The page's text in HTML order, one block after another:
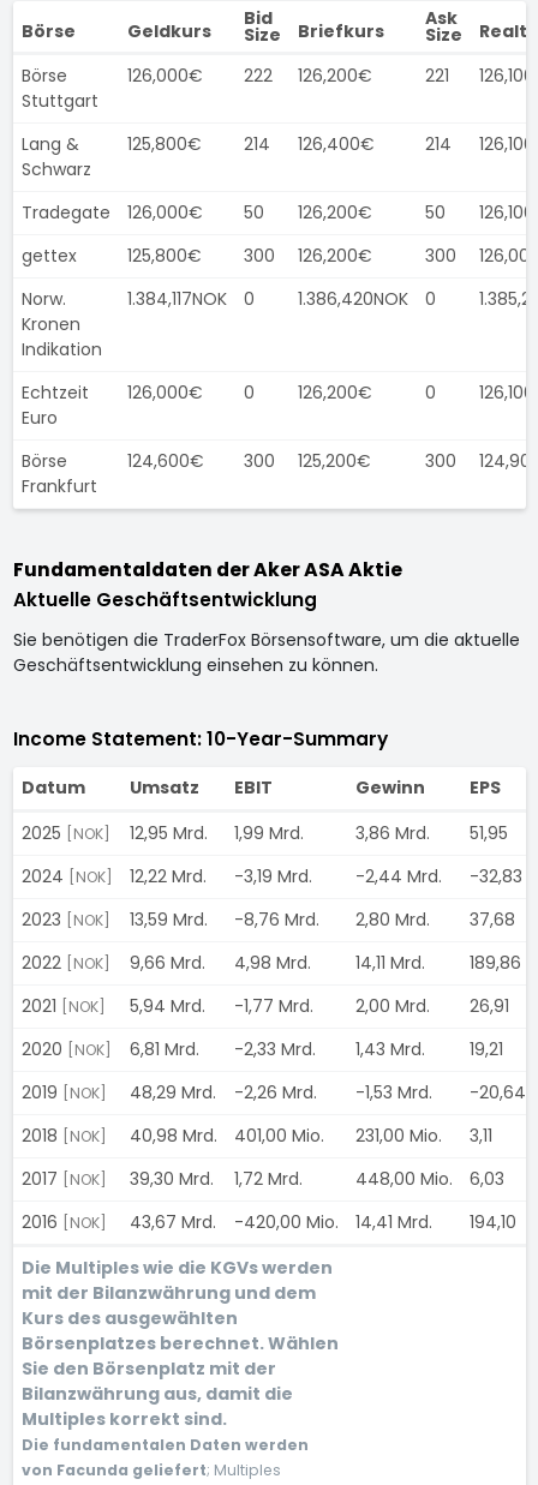
Börse Geldkurs
Bid
Size Briefkurs
Ask
Size
Börse
Stuttgart
126,000€ 222 126,200€ 221
Lang &
Schwarz
125,800€ 214 126,400€ 214
Tradegate 126,000€ 50 126,200€ 50
gettex
125,800€ 300 126,200€ 300
Norw.
Kronen
Indikation
1.384,117NOK 0 1.386,420NOK 0
Echtzeit
Euro
126,000€ 0 126,200€ 0
Börse
Frankfurt
124,600€ 300 125,200€ 300
Fundamentaldaten der Aker ASA Aktie
Aktuelle Geschäftsentwicklung
Sie benötigen die TraderFox Börsensoftware, um die aktuelle
Geschäftsentwicklung einsehen zu können.
Income Statement: 10-Year-Summary
Datum Umsatz EBIT Gewinn
EPS
2025
[NOK] 12,95 Mrd. 1,99 Mrd. 3,86 Mrd.
51,95
2024
[NOK] 12,22 Mrd. -3,19 Mrd. -2,44 Mrd.
-32,83
2023
[NOK] 13,59 Mrd. -8,76 Mrd. 2,80 Mrd.
37,68
2022
[NOK] 9,66 Mrd. 4,98 Mrd. 14,11 Mrd.
189,86
2021
[NOK] 5,94 Mrd. -1,77 Mrd. 2,00 Mrd.
26,91
2020
[NOK] 6,81 Mrd. -2,33 Mrd. 1,43 Mrd.
19,21
2019
[NOK] 48,29 Mrd. -2,26 Mrd. -1,53 Mrd.
-20,64
2018
[NOK] 40,98 Mrd. 401,00 Mio. 231,00 Mio.
3,11
2017
[NOK] 39,30 Mrd. 1,72 Mrd. 448,00 Mio.
6,03
2016
[NOK] 43,67 Mrd. -420,00 Mio. 14,41 Mrd.
194,10
Die Multiples wie die KGVs werden
mit der Bilanzwährung und dem
Kurs des ausgewählten
Börsenplatzes berechnet. Wählen
Sie den Börsenplatz mit der
Bilanzwährung aus, damit die
Multiples korrekt sind.
Die fundamentalen Daten werden
von Facunda geliefert; Multiples